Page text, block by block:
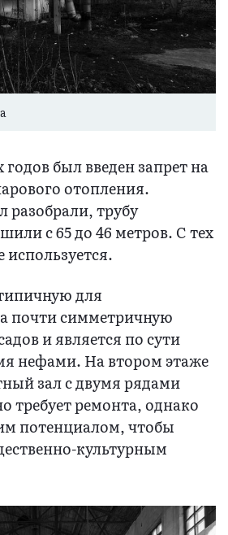
годов был введен запрет на
отопления.
разобрали, трубу
с 65 до 46 метров. С тех
используется.
для
почти симметричную
и является по сути
нефами. На втором этаже
зал с двумя рядами
требует ремонта, однако
потенциалом, чтобы
культурным